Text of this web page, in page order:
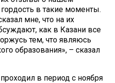
в такие моменты.
мне, что на их
как в Казани все
тем, что являюсь
образования», – сказал
в период с ноября